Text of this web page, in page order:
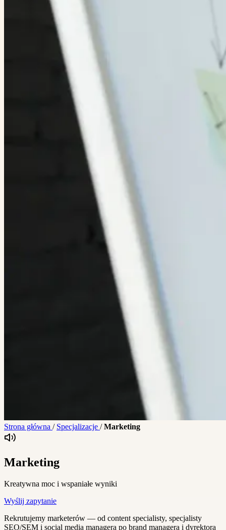
Strona główna / Specjalizacje /Marketing
Marketing
Kreatywna moc i wspaniałe wyniki
Wyślij zapytanie
Rekrutujemy marketerów — od content specialisty, specjalisty
SEO/SEM i social media managera po brand managera i dyrektora